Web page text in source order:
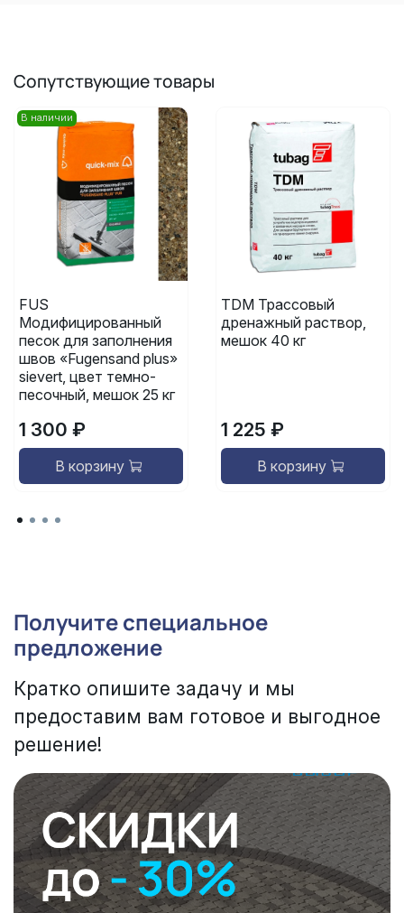
Сопутствующие товары
В наличии
FUS
Модифицированный
песок для заполнения
швов «Fugensand plus»
sievert, цвет темно-
песочный, мешок 25 кг
1 300 ₽
В корзину
TDM Трассовый
дренажный раствор,
мешок 40 кг
1 225 ₽
В корзину
Получите специальное
предложение
Кратко опишите задачу и мы
предоставим вам готовое и выгодное
решение!